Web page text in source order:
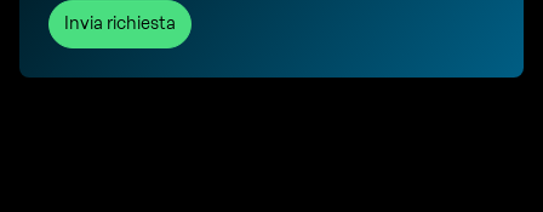
Invia richiesta